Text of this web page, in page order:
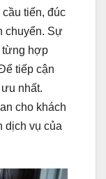
tiến, đúc
chuyển. Sự
từng hợp
tiếp cận
nhất.
cho khách
dịch vụ của